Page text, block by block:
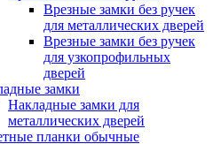
Врезные замки без ручек
для металлических дверей
Врезные замки без ручек
для узкопрофильных
дверей
замки
Накладные замки для
металлических дверей
планки обычные